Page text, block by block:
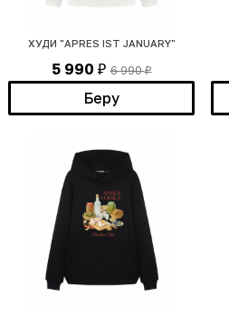
ХУДИ "APRES IST JANUARY"
5 990 ₽ 6 990₽
Беру